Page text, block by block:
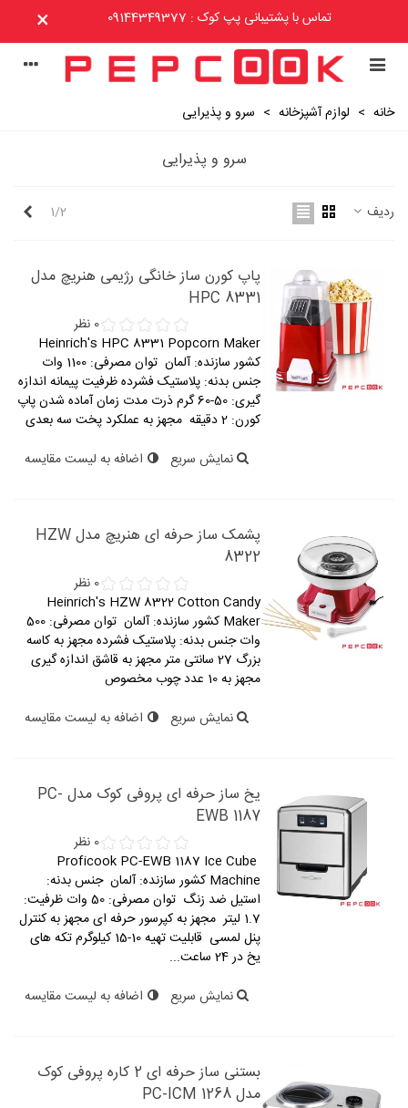
تماس با پشتیبانی پپ کوک : 09144349377 ×
خانه > لوازم آشپزخانه > سرو و پذیرایی
سرو و پذیرایی
ردیف 1/2
پاپ کورن ساز خانگی رژیمی هنریچ مدل
HPC 8331
0 نظر
Heinrich's HPC 8331 Popcorn Maker
کشور سازنده: آلمان توان مصرفی: 1100 وات
جنس بدنه: پلاستیک فشرده ظرفیت پیمانه اندازه
گیری: 50-60 گرم ذرت مدت زمان آماده شدن پاپ
کورن: 2 دقیقه مجهز به عملکرد پخت سه بعدی
نمایش سریع
اضافه به لیست مقایسه
پشمک ساز حرفه ای هنریچ مدل HZW
8322
0 نظر
Heinrich's HZW 8322 Cotton Candy
Maker کشور سازنده: آلمان توان مصرفی: 500
وات جنس بدنه: پلاستیک فشرده مجهز به کاسه
بزرگ 27 سانتی متر مجهز به قاشق اندازه گیری
مجهز به 10 عدد چوب مخصوص
نمایش سریع
اضافه به لیست مقایسه
یخ ساز حرفه ای پروفی کوک مدل PC-
EWB 1187
0 نظر
Proficook PC-EWB 1187 Ice Cube
Machine کشور سازنده: آلمان جنس بدنه:
استیل ضد زنگ توان مصرفی: 50 وات ظرفیت:
1.7 لیتر مجهز به کپرسور حرفه ای مجهز به کنترل
پنل لمسی قابلیت تهیه 10-15 کیلوگرم تکه های
یخ در 24 ساعت...
نمایش سریع
اضافه به لیست مقایسه
بستنی ساز حرفه ای 2 کاره پروفی کوک
مدل PC-ICM 1268